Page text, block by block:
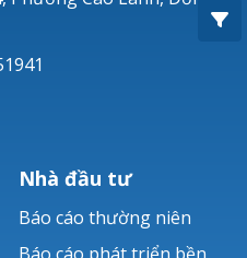
Nhà đầu tư
Báo cáo thường niên
Báo cáo phát triển bền